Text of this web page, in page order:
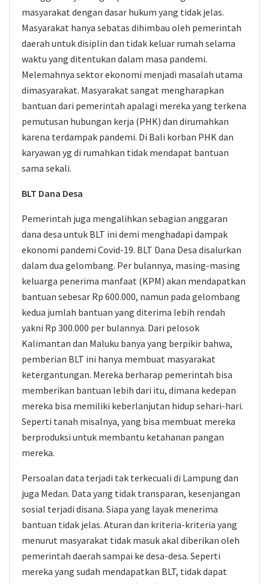
masyarakat dengan dasar hukum yang tidak jelas.
Masyarakat hanya sebatas dihimbau oleh pemerintah
daerah untuk disiplin dan tidak keluar rumah selama
waktu yang ditentukan dalam masa pandemi.
Melemahnya sektor ekonomi menjadi masalah utama
dimasyarakat. Masyarakat sangat mengharapkan
bantuan dari pemerintah apalagi mereka yang terkena
pemutusan hubungan kerja (PHK) dan dirumahkan
karena terdampak pandemi. Di Bali korban PHK dan
karyawan yg di rumahkan tidak mendapat bantuan
sama sekali.
BLT Dana Desa
Pemerintah juga mengalihkan sebagian anggaran
dana desa untuk BLT ini demi menghadapi dampak
ekonomi pandemi Covid-19. BLT Dana Desa disalurkan
dalam dua gelombang. Per bulannya, masing-masing
keluarga penerima manfaat (KPM) akan mendapatkan
bantuan sebesar Rp 600.000, namun pada gelombang
kedua jumlah bantuan yang diterima lebih rendah
yakni Rp 300.000 per bulannya. Dari pelosok
Kalimantan dan Maluku banya yang berpikir bahwa,
pemberian BLT ini hanya membuat masyarakat
ketergantungan. Mereka berharap pemerintah bisa
memberikan bantuan lebih dari itu, dimana kedepan
mereka bisa memiliki keberlanjutan hidup sehari-hari.
Seperti tanah misalnya, yang bisa membuat mereka
berproduksi untuk membantu ketahanan pangan
mereka.
Persoalan data terjadi tak terkecuali di Lampung dan
juga Medan. Data yang tidak transparan, kesenjangan
sosial terjadi disana. Siapa yang layak menerima
bantuan tidak jelas. Aturan dan kriteria-kriteria yang
menurut masyarakat tidak masuk akal diberikan oleh
pemerintah daerah sampai ke desa-desa. Seperti
mereka yang sudah mendapatkan BLT, tidak dapat